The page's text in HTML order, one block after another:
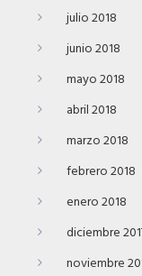
julio 2018
junio 2018
mayo 2018
abril 2018
marzo 2018
febrero 2018
enero 2018
diciembre
noviembre